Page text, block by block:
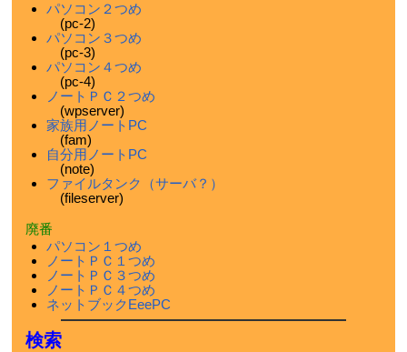
パソコン２つめ
(pc-2)
パソコン３つめ
(pc-3)
パソコン４つめ
(pc-4)
ノートＰＣ２つめ
(wpserver)
家族用ノートPC
(fam)
自分用ノートPC
(note)
ファイルタンク（サーバ？）
(fileserver)
廃番
パソコン１つめ
ノートＰＣ１つめ
ノートＰＣ３つめ
ノートＰＣ４つめ
ネットブックEeePC
検索